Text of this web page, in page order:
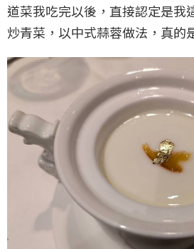
道菜我吃完以後，直接認定是我
炒青菜，以中式蒜蓉做法，真的